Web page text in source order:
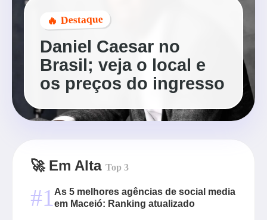
🔥 Destaque
Daniel Caesar no
Brasil; veja o local e
os preços do ingresso
🚀 Em Alta Top 3
#1As 5 melhores agências de social media
em Maceió: Ranking atualizado